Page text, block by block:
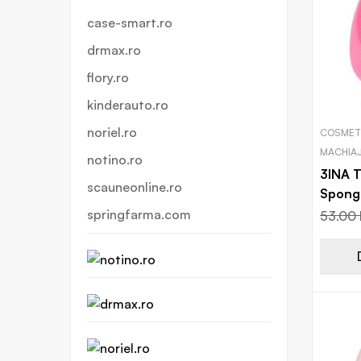
case-smart.ro
drmax.ro
flory.ro
kinderauto.ro
noriel.ro
notino.ro
scauneonline.ro
springfarma.com
3INA
53.00